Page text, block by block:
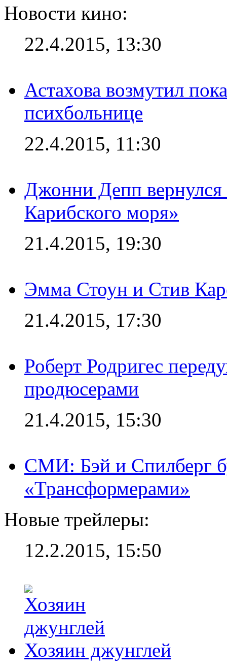
Новости кино:
22.4.2015, 13:30
Астахова возмутил
психбольнице
22.4.2015, 11:30
Джонни Депп
Карибского моря»
21.4.2015, 19:30
Эмма Стоун и Стив
21.4.2015, 17:30
Роберт Родригес
продюсерами
21.4.2015, 15:30
СМИ: Бэй и Спилберг
«Трансформерами»
Новые трейлеры:
12.2.2015, 15:50
Хозяин джунглей